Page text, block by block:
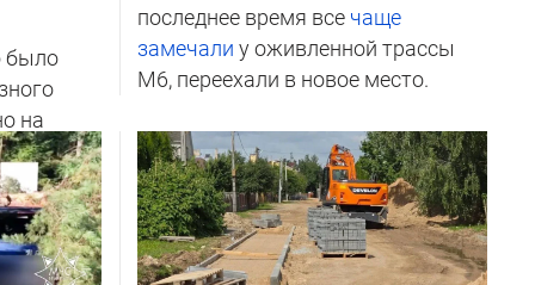
было
на
последнее время все чаще
замечали у оживленной трассы
М6, переехали в новое место.